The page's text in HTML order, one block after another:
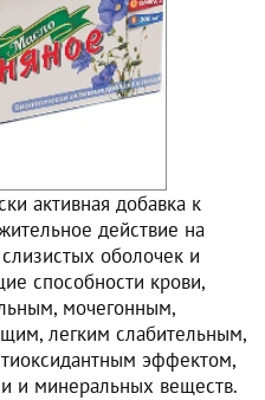
активная добавка к
действие на
оболочек и
способности крови,
мочегонным,
легким слабительным,
эффектом,
и минеральных веществ.